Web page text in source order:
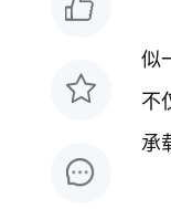
似
不
承